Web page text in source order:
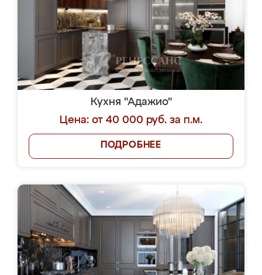
Кухня "Адажио"
Цена: от 40 000 руб. за п.м.
ПОДРОБНЕЕ